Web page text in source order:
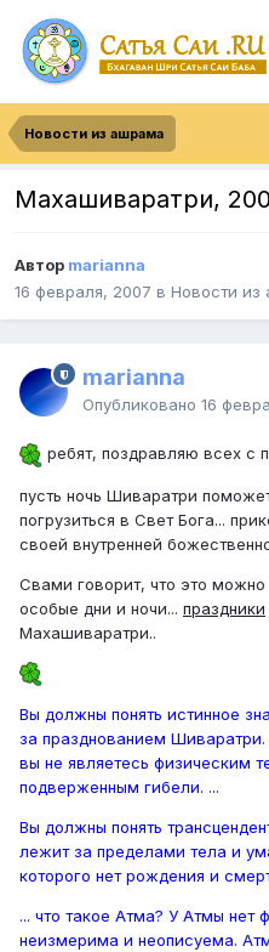
Новости из ашрама
Махашиваратри,
Автор marianna
16 февраля, 2007 в Новости из
marianna
Опубликовано 16
ребят, поздравляю всех с
пусть ночь Шиваратри
погрузиться в Свет Бога...
своей внутренней
Свами говорит, что это
особые дни и ночи... праздники
Махашиваратри..
Вы должны понять истинное
за празднованием
вы не являетесь физическим
подверженным гибели. ...
Вы должны понять
лежит за пределами тела и
которого нет рождения и
... что такое Атма? У Атмы нет
неизмерима и неописуема.